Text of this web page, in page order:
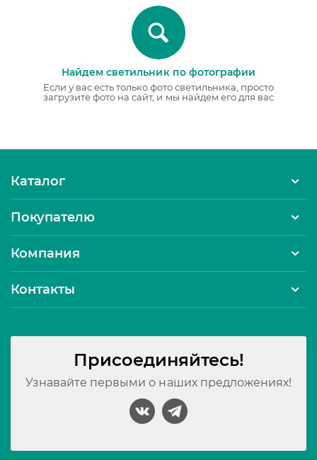
Найдем светильник по фотографии
Если у вас есть только фото светильника, просто
загрузите фото на сайт, и мы найдем его для вас
Каталог
Покупателю
Компания
Контакты
Присоединяйтесь!
Узнавайте первыми о наших предложениях!